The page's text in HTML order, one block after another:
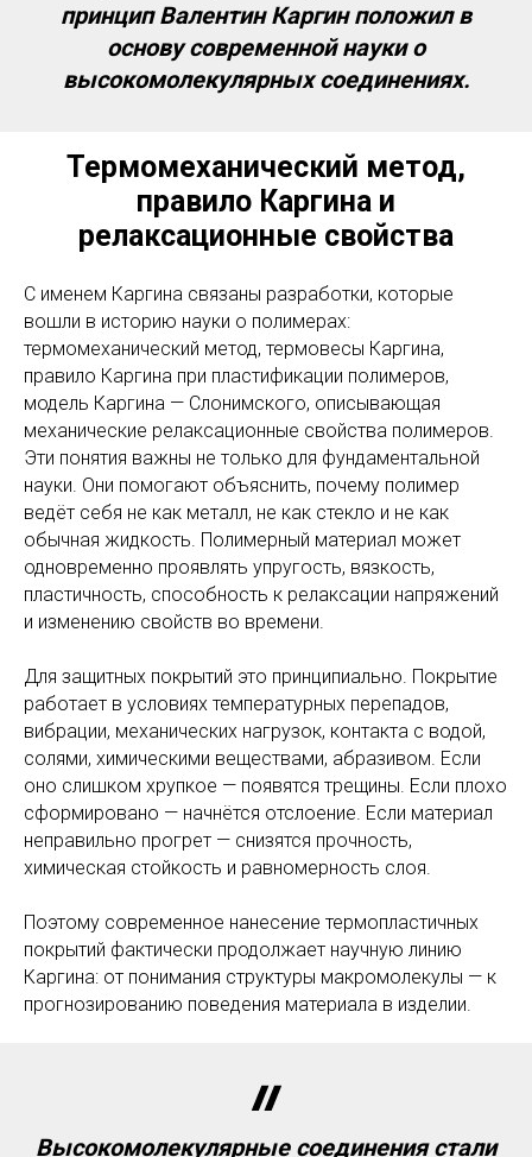
принцип Валентин Каргин положил в
основу современной науки о
высокомолекулярных соединениях.
Термомеханический метод,
правило Каргина и
релаксационные свойства
С именем Каргина связаны разработки, которые
вошли в историю науки о полимерах:
термомеханический метод, термовесы Каргина,
правило Каргина при пластификации полимеров,
модель Каргина — Слонимского, описывающая
механические релаксационные свойства полимеров.
Эти понятия важны не только для фундаментальной
науки. Они помогают объяснить, почему полимер
ведёт себя не как металл, не как стекло и не как
обычная жидкость. Полимерный материал может
одновременно проявлять упругость, вязкость,
пластичность, способность к релаксации напряжений
и изменению свойств во времени.
Для защитных покрытий это принципиально. Покрытие
работает в условиях температурных перепадов,
вибрации, механических нагрузок, контакта с водой,
солями, химическими веществами, абразивом. Если
оно слишком хрупкое — появятся трещины. Если плохо
сформировано — начнётся отслоение. Если материал
неправильно прогрет — снизятся прочность,
химическая стойкость и равномерность слоя.
Поэтому современное нанесение термопластичных
покрытий фактически продолжает научную линию
Каргина: от понимания структуры макромолекулы — к
прогнозированию поведения материала в изделии.
Высокомолекулярные соединения стали